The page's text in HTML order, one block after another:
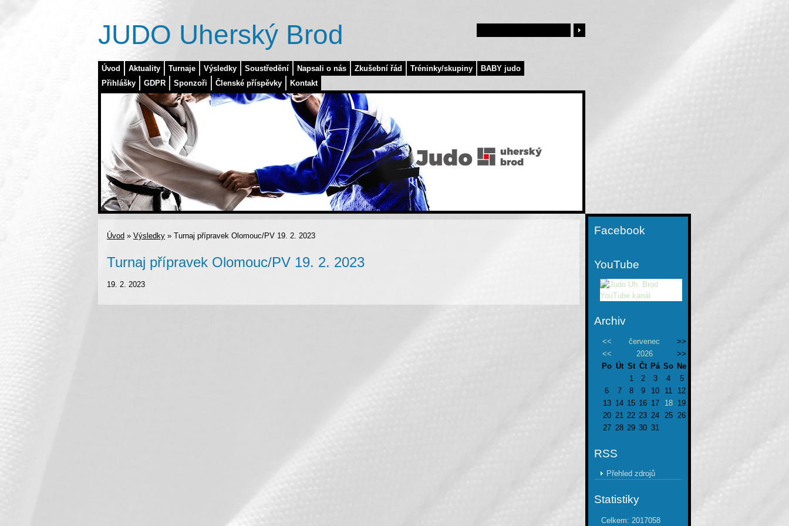
Úvod Aktuality Turnaje Výsledky Soustředění Napsali o nás Zkušební řád Tréninky/skupiny
BABY judo
Přihlášky
GDPR Sponzoři Členské příspěvky Kontakt
JUDO Uherský Brod
Úvod » Výsledky » Turnaj přípravek Olomouc/PV 19. 2. 2023
Turnaj přípravek Olomouc/PV 19. 2. 2023
19. 2. 2023
Facebook
YouTube
Archiv
<< červenec
>>
<<
2026
>>
Po Út St Čt Pá So Ne
1
2 3 4
5
6
7 8 9 10 11
12
13 14 15 16 17 18
19
20 21 22 23 24 25 26
27 28 29 30 31
RSS
Přehled zdrojů
Statistiky
Celkem: 2017058